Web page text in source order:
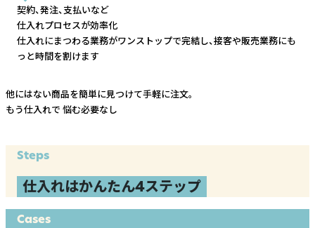
契約、発注、支払いなど
仕入れプロセスが効率化
仕入れにまつわる業務がワンストップで完結し、接客や販売業務にも
っと時間を割けます
他にはない商品を簡単に見つけて手軽に注文。
もう仕入れで 悩む必要なし
Steps
仕入れはかんたん4ステップ
Cases